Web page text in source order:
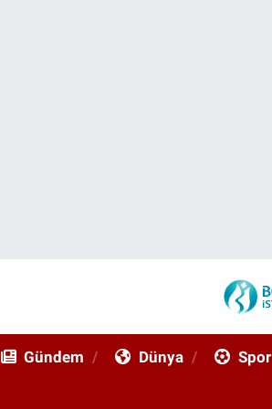
Gündem Dünya Spor